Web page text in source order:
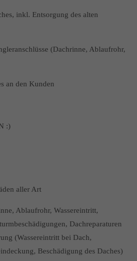
inkl. Entsorgung des alten
(Dachrinne, Ablaufrohr,
an den Kunden
:)
aller Art
Ablaufrohr, Wassereintritt,
Dachreparaturen
(Wassereintritt bei Dach,
Beschädigung des Daches)